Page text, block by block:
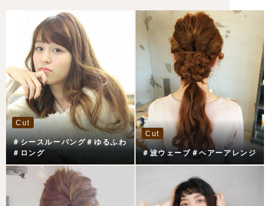
Cut
＃シースルーバング＃ゆるふわ
＃ロング
Cut
＃波ウェーブ＃ヘアーアレンジ